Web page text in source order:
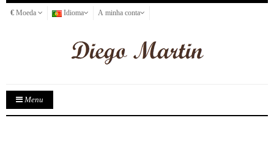
€ Moeda Idioma A minha conta
Menu